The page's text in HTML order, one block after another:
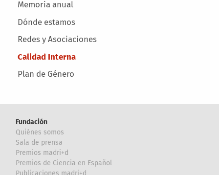
Memoria anual
Dónde estamos
Redes y Asociaciones
Calidad Interna
Plan de Género
Fundación
Quiénes somos
Sala de prensa
Premios madri+d
Premios de Ciencia en Español